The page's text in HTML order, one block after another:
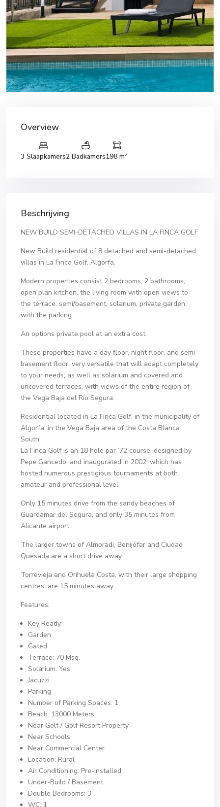
Overview
3 Slaapkamers2 Badkamers198 m2
Beschrijving
NEW BUILD SEMI-DETACHED VILLAS IN LA FINCA GOLF
New Build residential of 8 detached and semi-detached
villas in La Finca Golf, Algorfa.
Modern properties consist 2 bedrooms, 2 bathrooms,
open plan kitchen, the living room with open views to
the terrace, semi/basement, solarium, private garden
with the parking.
An options private pool at an extra cost.
These properties have a day floor, night floor, and semi-
basement floor, very versatile that will adapt completely
to your needs; as well as solarium and covered and
uncovered terraces, with views of the entire region of
the Vega Baja del Río Segura.
Residential located in La Finca Golf, in the municipality of
Algorfa, in the Vega Baja area of the Costa Blanca
South.
La Finca Golf is an 18 hole par ’72 course, designed by
Pepe Gancedo, and inaugurated in 2002, which has
hosted numerous prestigious tournaments at both
amateur and professional level.
Only 15 minutes drive from the sandy beaches of
Guardamar del Segura, and only 35 minutes from
Alicante airport.
The larger towns of Almoradi, Benijófar and Ciudad
Quesada are a short drive away.
Torrevieja and Orihuela Costa, with their large shopping
centres, are 15 minutes away.
Features:
Key Ready
Garden
Gated
Terrace: 70 Msq.
Solarium: Yes
Jacuzzi
Parking
Number of Parking Spaces: 1
Beach: 13000 Meters
Near Golf / Golf Resort Property
Near Schools
Near Commercial Center
Location: Rural
Air Conditioning: Pre-Installed
Under-Build / Basement
Double Bedrooms: 3
WC: 1